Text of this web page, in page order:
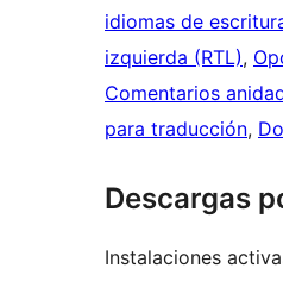
idiomas de
izquierda (RTL),
Comentarios
para traducción,
Descargas
Instalaciones